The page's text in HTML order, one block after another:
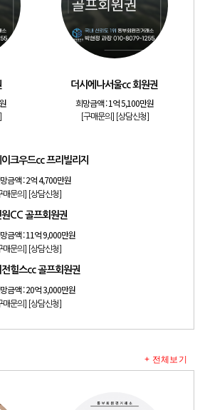
원제 기명
등기 기명
더시에나서울cc 회원권
희망금액 :1억 5,100만원
[구매문의] [상담신청]
이크우드cc 프리빌리지
금액 :2억 4,700만원
매문의] [상담신청]
CC 골프회원권
금액 :11억 9,000만원
매문의] [상담신청]
전힐스cc 골프회원권
금액 :20억 3,000만원
매문의] [상담신청]
+ 전체보기